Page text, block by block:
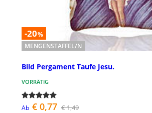
-20%
MENGENSTAFFEL/N
Bild Pergament Taufe Jesu.
VORRÄTIG
Ab € 0,77 € 1,49